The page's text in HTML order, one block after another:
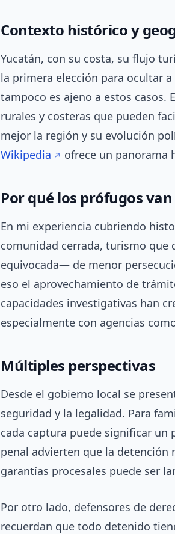
Contexto histórico y
Yucatán, con su costa, su flujo
la primera elección para ocultar
tampoco es ajeno a estos casos.
rurales y costeras que pueden
mejor la región y su evolución
Wikipedia
ofrece un panorama
Por qué los prófugos
En mi experiencia cubriendo
comunidad cerrada, turismo que
equivocada— de menor
eso el aprovechamiento de
capacidades investigativas han
especialmente con agencias
Múltiples perspectivas
Desde el gobierno local se
seguridad y la legalidad. Para
cada captura puede significar un
penal advierten que la detención
garantías procesales puede ser
Por otro lado, defensores de
recuerdan que todo detenido